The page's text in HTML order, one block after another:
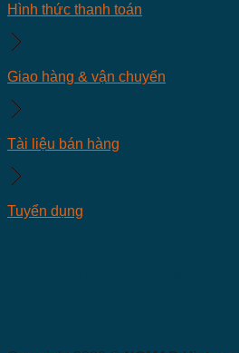
Hình thức thanh toán
Giao hàng & vận chuyển
Tài liệu bán hàng
Tuyển dụng